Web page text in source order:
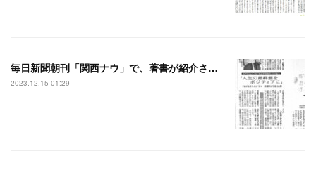
毎日新聞朝刊「関西ナウ」で、著書が紹介されました。
2023.12.15 01:29